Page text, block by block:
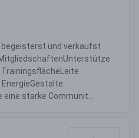
und verkaufst
starke Communit...